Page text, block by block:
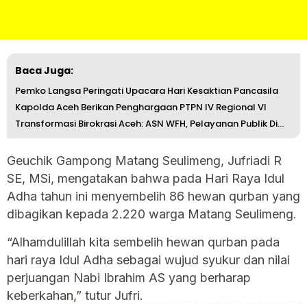
Baca Juga:
Pemko Langsa Peringati Upacara Hari Kesaktian Pancasila
Kapolda Aceh Berikan Penghargaan PTPN IV Regional VI
Transformasi Birokrasi Aceh: ASN WFH, Pelayanan Publik Di...
Geuchik Gampong Matang Seulimeng, Jufriadi R
SE, MSi, mengatakan bahwa pada Hari Raya Idul
Adha tahun ini menyembelih 86 hewan qurban yang
dibagikan kepada 2.220 warga Matang Seulimeng.
“Alhamdulillah kita sembelih hewan qurban pada
hari raya Idul Adha sebagai wujud syukur dan nilai
perjuangan Nabi Ibrahim AS yang berharap
keberkahan,” tutur Jufri.